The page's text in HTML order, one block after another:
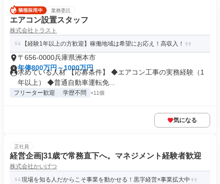
業務委託
エアコン設置スタッフ
株式会社トラスト
【経験1年以上の方歓迎】稼働地域は希望にお応え！高収入！
〒656-0000兵庫県洲本市
年俸800万円～1000万円
求めている人材 【応募条件】 ◆エアコン工事の実務経験（1
年以上） ◆普通自動車運転免...
フリーター歓迎 学歴不問 +11個
気になる
正社員
経営企画|31歳で常務直下へ。マネジメント経験者歓迎
株式会社かいげつ
現場を知る人だからこそ事業を動かせる！黒字経営×事業拡大中